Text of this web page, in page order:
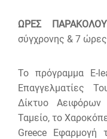
ΩΡΕΣ
σύγχρονης & 7
Το πρόγραμμα E-
Επαγγελματίες
Δίκτυο
Ταμείο, το
Greece Εφαρμογή